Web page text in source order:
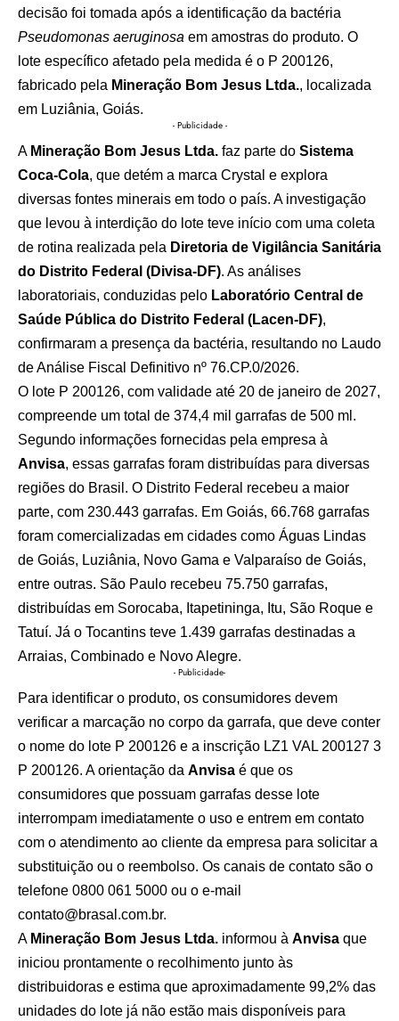
decisão foi tomada após a identificação da bactéria
Pseudomonas aeruginosa em amostras do produto. O
lote específico afetado pela medida é o P 200126,
fabricado pela Mineração Bom Jesus Ltda., localizada
em Luziânia, Goiás.
- Publicidade -
A Mineração Bom Jesus Ltda. faz parte do Sistema
Coca-Cola, que detém a marca Crystal e explora
diversas fontes minerais em todo o país. A investigação
que levou à interdição do lote teve início com uma coleta
de rotina realizada pela Diretoria de Vigilância Sanitária
do Distrito Federal (Divisa-DF). As análises
laboratoriais, conduzidas pelo Laboratório Central de
Saúde Pública do Distrito Federal (Lacen-DF),
confirmaram a presença da bactéria, resultando no Laudo
de Análise Fiscal Definitivo nº 76.CP.0/2026.
O lote P 200126, com validade até 20 de janeiro de 2027,
compreende um total de 374,4 mil garrafas de 500 ml.
Segundo informações fornecidas pela empresa à
Anvisa, essas garrafas foram distribuídas para diversas
regiões do Brasil. O Distrito Federal recebeu a maior
parte, com 230.443 garrafas. Em Goiás, 66.768 garrafas
foram comercializadas em cidades como Águas Lindas
de Goiás, Luziânia, Novo Gama e Valparaíso de Goiás,
entre outras. São Paulo recebeu 75.750 garrafas,
distribuídas em Sorocaba, Itapetininga, Itu, São Roque e
Tatuí. Já o Tocantins teve 1.439 garrafas destinadas a
Arraias, Combinado e Novo Alegre.
- Publicidade-
Para identificar o produto, os consumidores devem
verificar a marcação no corpo da garrafa, que deve conter
o nome do lote P 200126 e a inscrição LZ1 VAL 200127 3
P 200126. A orientação da Anvisa é que os
consumidores que possuam garrafas desse lote
interrompam imediatamente o uso e entrem em contato
com o atendimento ao cliente da empresa para solicitar a
substituição ou o reembolso. Os canais de contato são o
telefone 0800 061 5000 ou o e-mail
contato@brasal.com.br.
A Mineração Bom Jesus Ltda. informou à Anvisa que
iniciou prontamente o recolhimento junto às
distribuidoras e estima que aproximadamente 99,2% das
unidades do lote já não estão mais disponíveis para